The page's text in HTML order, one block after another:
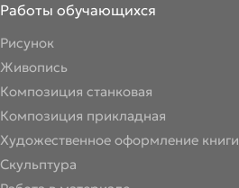
Работы обучающихся
Рисунок
Живопись
Композиция станковая
Композиция прикладная
Художественное оформление книги
Скульптура